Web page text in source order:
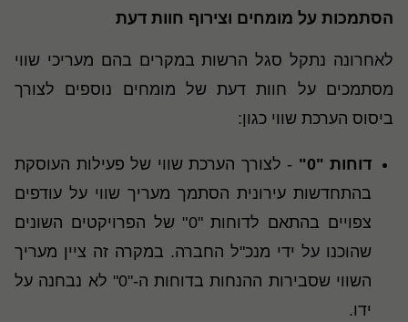
הסתמכות על מומחים וצירוף חוות דעת
לאחרונה נתקל סגל הרשות במקרים בהם מעריכי שווי
מסתמכים על חוות דעת של מומחים נוספים לצורך
ביסוס הערכת שווי כגון:
דוחות "0"
- לצורך הערכת שווי של פעילות העוסקת
בהתחדשות עירונית הסתמך מעריך שווי על עודפים
צפויים בהתאם לדוחות "0" של הפרויקטים השונים
שהוכנו על ידי מנכ"ל החברה. במקרה זה ציין מעריך
השווי שסבירות ההנחות בדוחות ה-"0" לא נבחנה על
ידו.